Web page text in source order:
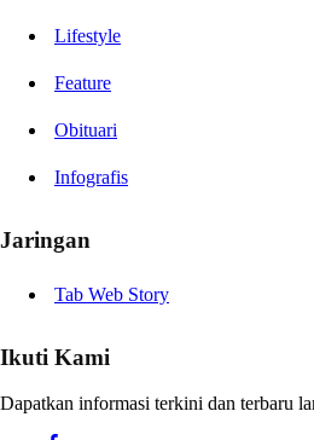
Lifestyle
Feature
Obituari
Infografis
Jaringan
Tab Web Story
Ikuti Kami
Dapatkan informasi terkini dan terbaru